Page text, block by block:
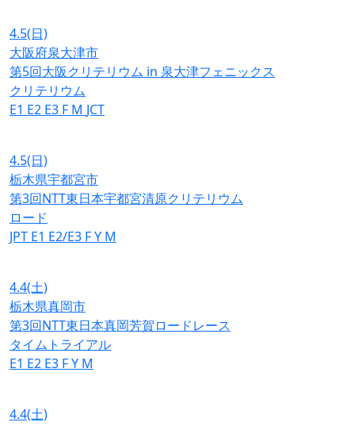
4.5(日)
大阪府泉大津市
第5回大阪クリテリウム in 泉大津フェニックス
クリテリウム
E1 E2 E3 F M JCT
4.5(日)
栃木県宇都宮市
第3回NTT東日本宇都宮清原クリテリウム
ロード
JPT E1 E2/E3 FY M
4.4(土)
栃木県真岡市
第3回NTT東日本真岡芳賀ロードレース
タイムトライアル
E1 E2 E3 FY M
4.4(土)